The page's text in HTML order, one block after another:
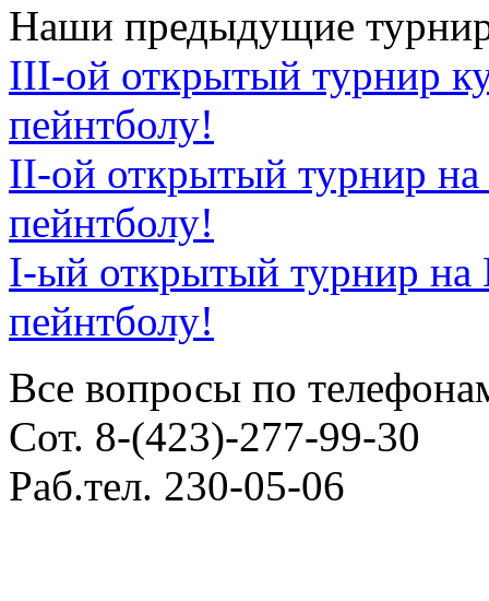
Наши предыдущие
III-ой открытый турнир
пейнтболу!
II-ой открытый турнир
пейнтболу!
I-ый открытый турнир
пейнтболу!
Все вопросы по
Сот. 8-(423)-277-99-30
Раб.тел. 230-05-06